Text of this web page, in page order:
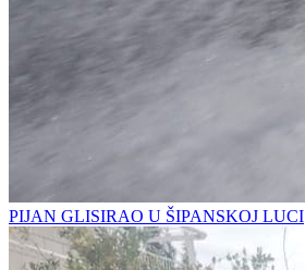
PIJAN GLISIRAO U ŠIPANSKOJ LUCI